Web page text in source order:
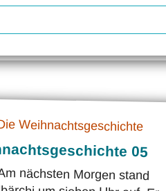
05
nächsten Morgen stand
grüne Goldbärchi um sieben Uhr auf. Er
das Fenster und sah ein
Er rief ihm zu „Hey Du,
warte mal!“ Der Junge sah den
grünen Goldbärchi an. Er bekam
Er wusste, wer in dem Haus wohnte,
dieser Goldbärchi war nicht mehr grün
dunkelrot. „Was war nur in der
Nacht geschehen“ fragte sich das